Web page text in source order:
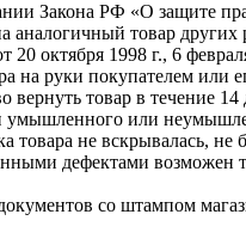
Закона РФ «О защите
товар
октября 1998 г., 6
на руки покупателем или
товар в течение
умышленного или
товара не вскрывалась,
дефектами возможен
со штампом